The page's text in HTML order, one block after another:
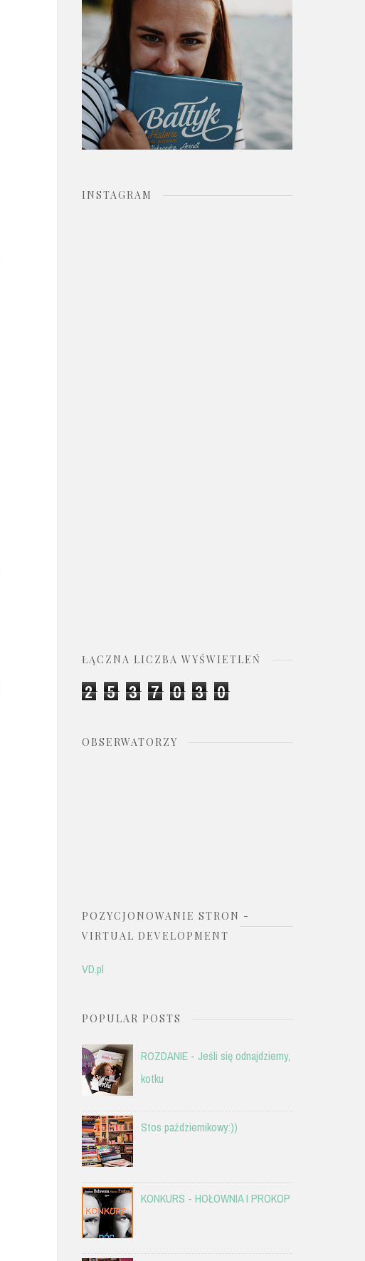
o
r
:
INSTAGRAM
ŁĄCZNA LICZBA WYŚWIETLEŃ
2 5 3 7 0 3 0
OBSERWATORZY
POZYCJONOWANIE STRON -
VIRTUAL DEVELOPMENT
VD.pl
POPULAR POSTS
ROZDANIE - Jeśli się odnajdziemy,
kotku
Stos październikowy:))
KONKURS - HOŁOWNIA I PROKOP